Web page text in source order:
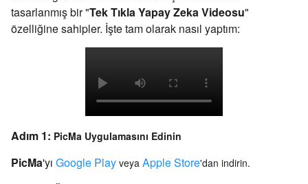
tasarlanmış bir "Tek Tıkla Yapay Zeka Videosu"
özelliğine sahipler. İşte tam olarak nasıl yaptım:
Adım 1: PicMa Uygulamasını Edinin
PicMa'yı Google Play veya Apple Store'dan indirin.